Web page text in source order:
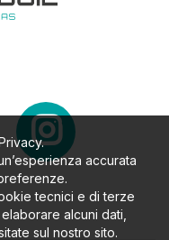
accurata
tecnici e di terze
alcuni dati,
sul nostro sito.